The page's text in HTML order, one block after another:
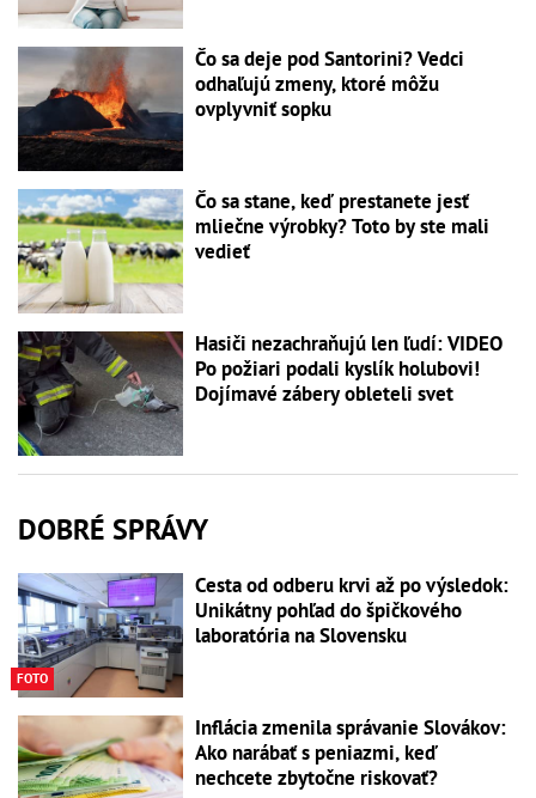
Čo sa deje pod Santorini? Vedci
odhaľujú zmeny, ktoré môžu
ovplyvniť sopku
Čo sa stane, keď prestanete jesť
mliečne výrobky? Toto by ste mali
vedieť
Hasiči nezachraňujú len ľudí: VIDEO
Po požiari podali kyslík holubovi!
Dojímavé zábery obleteli svet
DOBRÉ SPRÁVY
FOTO
Cesta od odberu krvi až po výsledok:
Unikátny pohľad do špičkového
laboratória na Slovensku
Inflácia zmenila správanie Slovákov:
Ako narábať s peniazmi, keď
nechcete zbytočne riskovať?